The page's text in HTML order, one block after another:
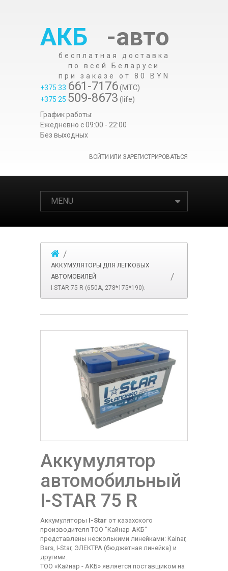
АКБ -авто
бесплатная доставка
по всей Беларуси
при заказе от 80 BYN
+375 33 661-7176(МТС)
+375 25 509-8673 (life)
График работы:
Ежедневно c 09:00 - 22:00
Без выходных
ВОЙТИ ИЛИ ЗАРЕГИСТРИРОВАТЬСЯ
MENU
АККУМУЛЯТОРЫ ДЛЯ ЛЕГКОВЫХ
АВТОМОБИЛЕЙ
I-STAR 75 R (650A, 278*175*190).
Аккумулятор
автомобильный
I-STAR 75 R
Аккумуляторы I-Star от казахского
производителя ТОО "Кайнар-АКБ"
представлены несколькими линейками: Kainar,
Bars, I-Star, ЭЛЕКТРА (бюджетная линейка) и
другими.
ТОО «Кайнар - АКБ» является поставщиком на